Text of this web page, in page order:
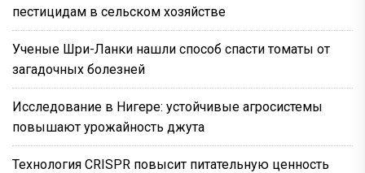
пестицидам в сельском хозяйстве
Ученые Шри-Ланки нашли способ спасти томаты от
загадочных болезней
Исследование в Нигере: устойчивые агросистемы
повышают урожайность джута
Технология CRISPR повысит питательную ценность